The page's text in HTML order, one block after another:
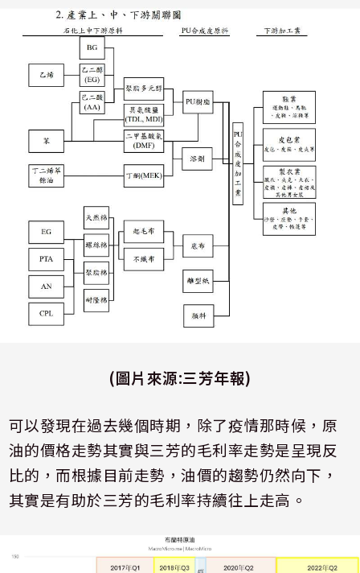
(圖片來源:三芳年報)
可以發現在過去幾個時期，除了疫情那時候，原
油的價格走勢其實與三芳的毛利率走勢是呈現反
比的，而根據目前走勢，油價的趨勢仍然向下，
其實是有助於三芳的毛利率持續往上走高。